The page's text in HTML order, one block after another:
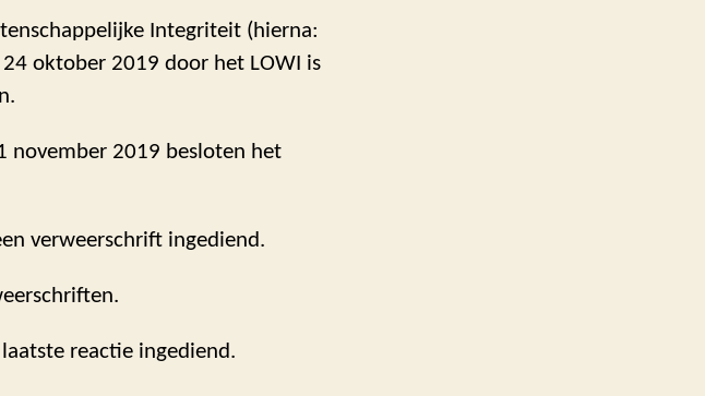
Integriteit (hierna:
oktober 2019 door het LOWI is
november 2019 besloten het
verweerschrift ingediend.
reactie ingediend.